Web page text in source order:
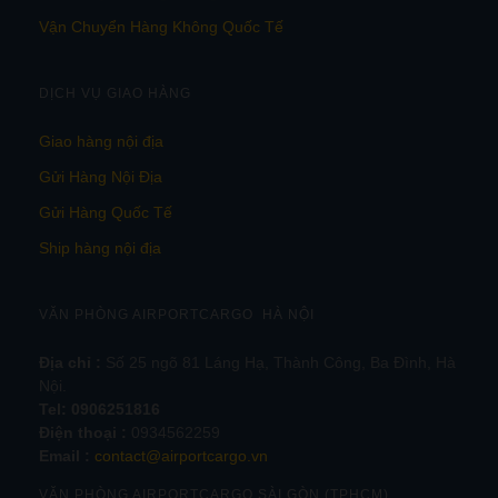
Vận Chuyển Hàng Không Quốc Tế
DỊCH VỤ GIAO HÀNG
Giao hàng nội địa
Gửi Hàng Nội Địa
Gửi Hàng Quốc Tế
Ship hàng nội địa
VĂN PHÒNG AIRPORTCARGO HÀ NỘI
contact@airportcargo.vn
VĂN PHÒNG AIRPORTCARGO SÀI GÒN (TPHCM)